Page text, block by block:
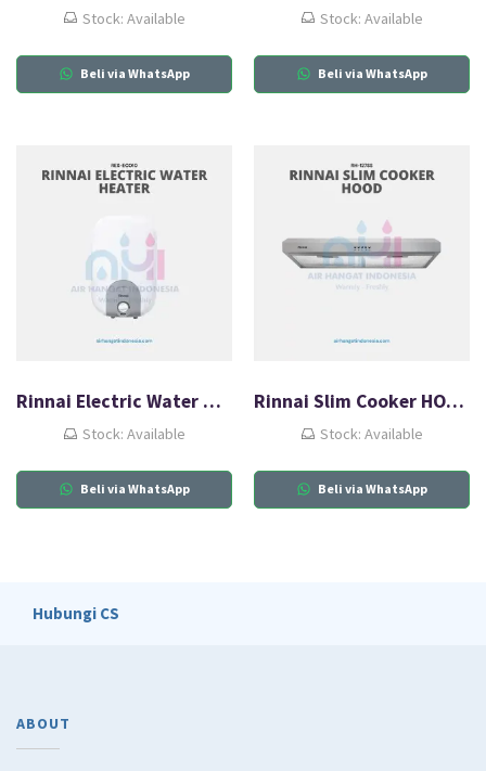
Stock: Available
Beli via WhatsApp
Stock: Available
Beli via WhatsApp
Rinnai Electric Water Heater RES-EC010
Stock: Available
Beli via WhatsApp
Rinnai Slim Cooker HOOD RH-127SS
Stock: Available
Beli via WhatsApp
Hubungi CS
ABOUT